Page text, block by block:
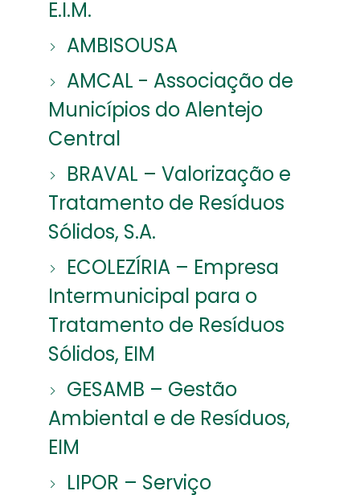
E.I.M.
AMBISOUSA
AMCAL - Associação de
Municípios do Alentejo
Central
BRAVAL – Valorização e
Tratamento de Resíduos
Sólidos, S.A.
ECOLEZÍRIA – Empresa
Intermunicipal para o
Tratamento de Resíduos
Sólidos, EIM
GESAMB – Gestão
Ambiental e de Resíduos,
EIM
LIPOR – Serviço